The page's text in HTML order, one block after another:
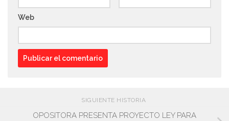
Web
SIGUIENTE HISTORIA
OPOSITORA PRESENTA PROYECTO LEY PARA